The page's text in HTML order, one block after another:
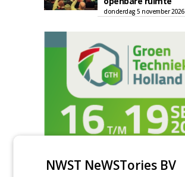
donderdag 5 november 2026
NWST NeWSTories BV